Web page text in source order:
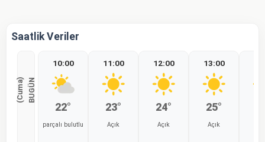
Saatlik Veriler
B
U
G
Ü
N
(
C
u
m
a
)
10:00
22°
parçalı bulutlu
11:00
23°
Açık
12:00
24°
Açık
13:00
25°
Açık